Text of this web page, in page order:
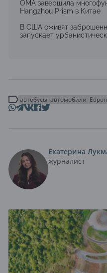
OMA завершила
Hangzhou Prism в Китае
В США оживят
запускает
автобусы автомобили
Екатерина
журналист